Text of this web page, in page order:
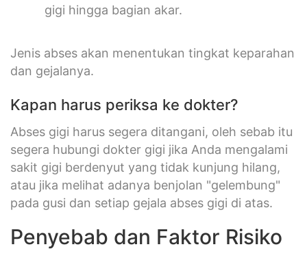
gigi hingga bagian akar.
Jenis abses akan menentukan tingkat keparahan
dan gejalanya.
Kapan harus periksa ke dokter?
Abses gigi harus segera ditangani, oleh sebab itu
segera hubungi dokter gigi jika Anda mengalami
sakit gigi berdenyut yang tidak kunjung hilang,
atau jika melihat adanya benjolan "gelembung"
pada gusi dan setiap gejala abses gigi di atas.
Penyebab dan Faktor Risiko